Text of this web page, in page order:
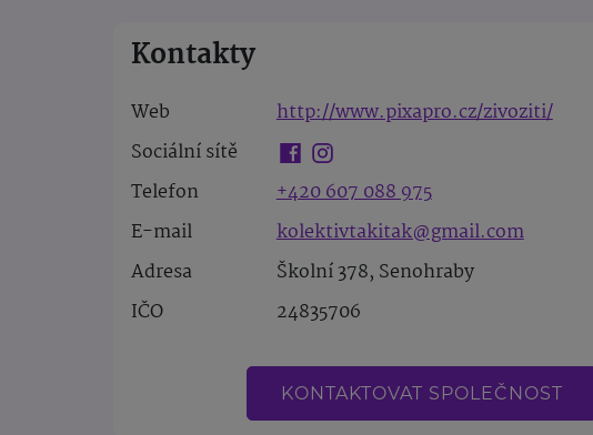
Kontakty
Web
http://www.pixapro.cz/zivoziti/
Sociální sítě
Telefon
+420 607 088 975
E-mail
kolektivtakitak@gmail.com
Adresa
Školní 378, Senohraby
IČO
24835706
KONTAKTOVAT SPOLEČNOST